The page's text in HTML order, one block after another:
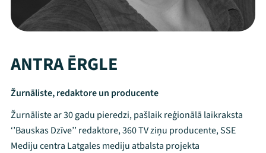
ANTRA ĒRGLE
Žurnāliste, redaktore un producente
Žurnāliste ar 30 gadu pieredzi, pašlaik reģionālā laikraksta
‘’Bauskas Dzīve’’ redaktore, 360 TV ziņu producente, SSE
Mediju centra Latgales mediju atbalsta projekta